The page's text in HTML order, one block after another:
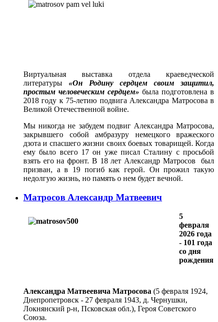
Виртуальная выставка отдела краеведческой
литературы «Он Родину сердцем своим защитил,
простым человеческим сердцем» была подготовлена в
2018 году к 75-летию подвига Александра Матросова в
Великой Отечественной войне.
Мы никогда не забудем подвиг Александра Матросова,
закрывшего собой амбразуру немецкого вражеского
дзота и спасшего жизни своих боевых товарищей. Когда
ему было всего 17 он уже писал Сталину с просьбой
взять его на фронт. В 18 лет Александр Матросов был
призван, а в 19 погиб как герой. Он прожил такую
недолгую жизнь, но память о нем будет вечной.
Матросов Александр Матвеевич
5
февраля
2026 года
- 101 года
со дня
рождения
Александра Матвеевича Матросова (5 февраля 1924,
Днепропетровск - 27 февраля 1943, д. Чернушки,
Локнянский р-н, Псковская обл.), Героя Советского
Союза.